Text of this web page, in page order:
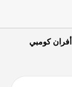
أفران كومبي